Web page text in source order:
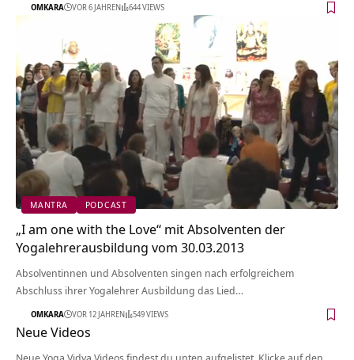
OMKARA VOR 6 JAHREN 644 VIEWS
MANTRA PODCAST
„I am one with the Love“ mit Absolventen der
Yogalehrerausbildung vom 30.03.2013
Absolventinnen und Absolventen singen nach erfolgreichem
Abschluss ihrer Yogalehrer Ausbildung das Lied…
OMKARA VOR 12 JAHREN 549 VIEWS
Neue Videos